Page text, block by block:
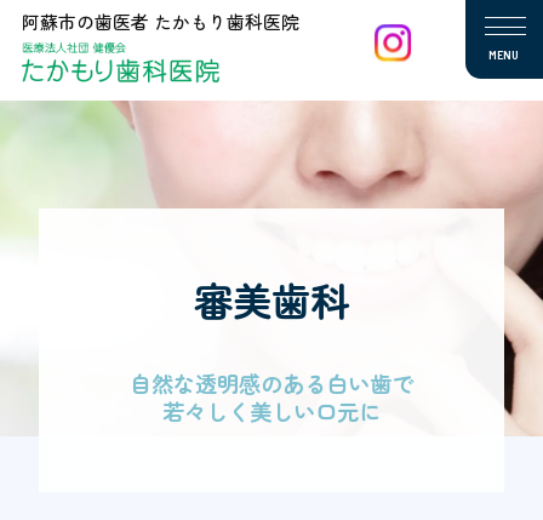
阿蘇市の歯医者 たかもり歯科医院
MENU
審美歯科
自然な透明感のある白い歯で
若々しく美しい口元に